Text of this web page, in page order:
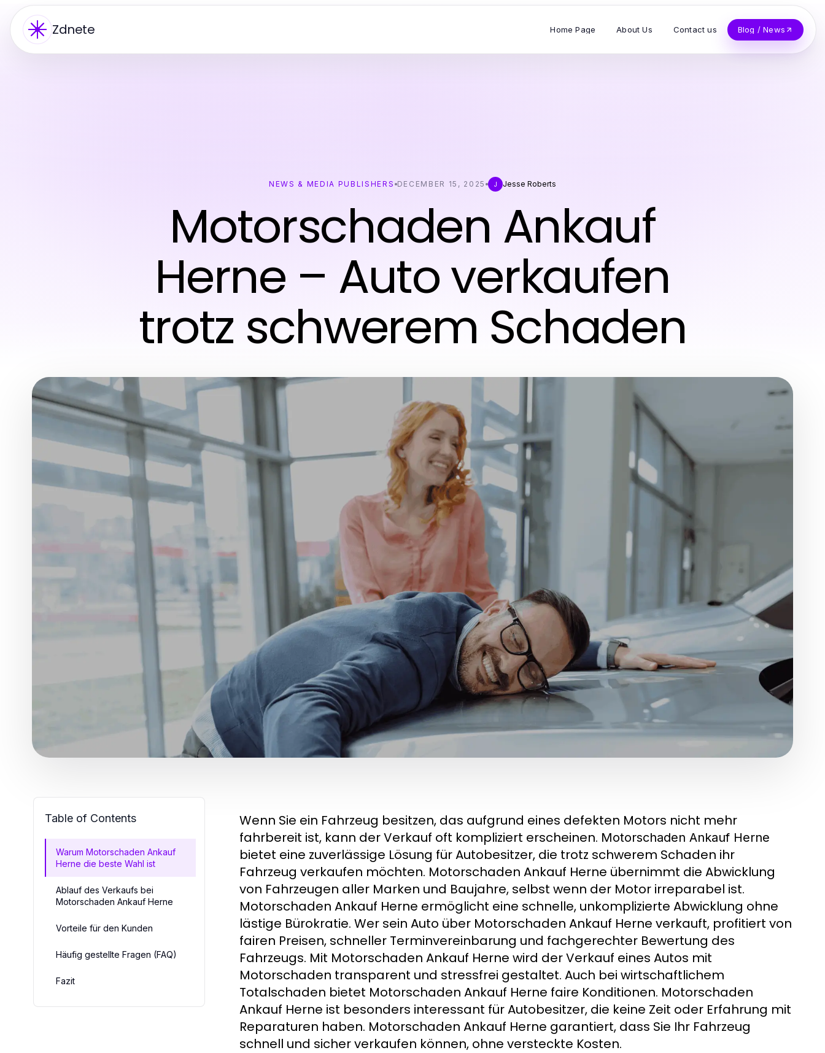
Zdnete Home Page About Us Contact us Blog / News
NEWS & MEDIA PUBLISHERS DECEMBER 15, 2025 J Jesse Roberts
Motorschaden Ankauf
Herne – Auto verkaufen
trotz schwerem Schaden
Table of Contents
Warum Motorschaden Ankauf
Herne die beste Wahl ist
Ablauf des Verkaufs bei
Motorschaden Ankauf Herne
Vorteile für den Kunden
Häufig gestellte Fragen (FAQ)
Fazit
Wenn Sie ein Fahrzeug besitzen, das aufgrund eines defekten Motors nicht mehr
fahrbereit ist, kann der Verkauf oft kompliziert erscheinen. Motorschaden Ankauf Herne
bietet eine zuverlässige Lösung für Autobesitzer, die trotz schwerem Schaden ihr
Fahrzeug verkaufen möchten. Motorschaden Ankauf Herne übernimmt die Abwicklung
von Fahrzeugen aller Marken und Baujahre, selbst wenn der Motor irreparabel ist.
Motorschaden Ankauf Herne ermöglicht eine schnelle, unkomplizierte Abwicklung ohne
lästige Bürokratie. Wer sein Auto über Motorschaden Ankauf Herne verkauft, profitiert von
fairen Preisen, schneller Terminvereinbarung und fachgerechter Bewertung des
Fahrzeugs. Mit Motorschaden Ankauf Herne wird der Verkauf eines Autos mit
Motorschaden transparent und stressfrei gestaltet. Auch bei wirtschaftlichem
Totalschaden bietet Motorschaden Ankauf Herne faire Konditionen. Motorschaden
Ankauf Herne ist besonders interessant für Autobesitzer, die keine Zeit oder Erfahrung mit
Reparaturen haben. Motorschaden Ankauf Herne garantiert, dass Sie Ihr Fahrzeug
schnell und sicher verkaufen können, ohne versteckte Kosten.